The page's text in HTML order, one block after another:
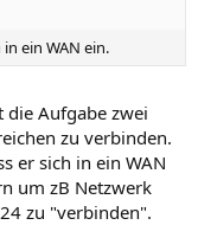
ein WAN ein.
die Aufgabe zwei
zu verbinden.
er sich in ein WAN
um zB Netzwerk
zu "verbinden".